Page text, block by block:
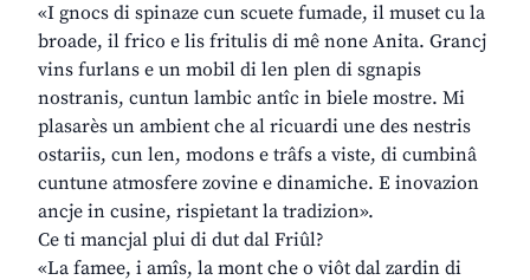
«I gnocs di spinaze cun scuete fumade, il muset cu la
broade, il frico e lis fritulis di mê none Anita. Grancj
vins furlans e un mobil di len plen di sgnapis
nostranis, cuntun lambic antîc in biele mostre. Mi
plasarès un ambient che al ricuardi une des nestris
ostariis, cun len, modons e trâfs a viste, di cumbinâ
cuntune atmosfere zovine e dinamiche. E inovazion
ancje in cusine, rispietant la tradizion».
Ce ti mancjal plui di dut dal Friûl?
«La famee, i amîs, la mont che o viôt dal zardin di